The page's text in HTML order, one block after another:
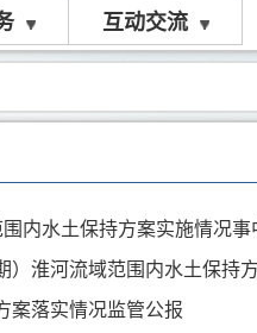
互动交流
内水土保持方案实施情况事
淮河流域范围内水土保持
案落实情况监管公报